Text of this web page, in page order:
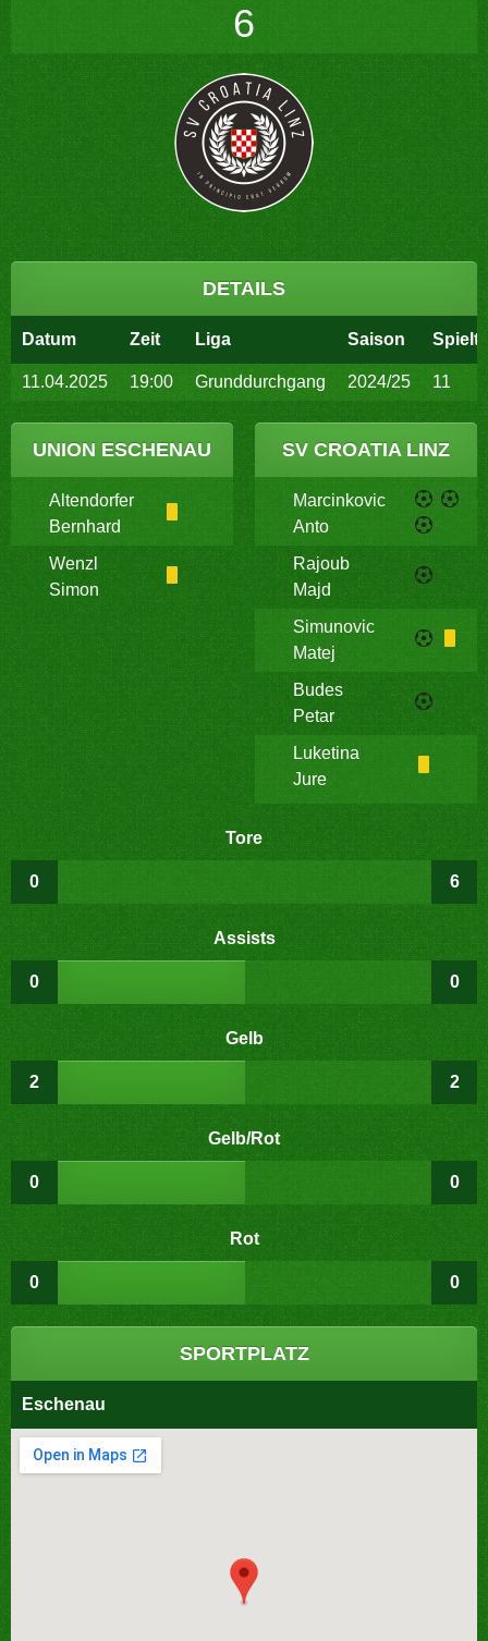
6
DETAILS
Datum Zeit Liga Saison
11.04.2025 19:00 Grunddurchgang 2024/25 11
UNION ESCHENAU
Altendorfer
Bernhard
Wenzl
Simon
SV CROATIA LINZ
Marcinkovic
Anto
Rajoub
Majd
Simunovic
Matej
Budes
Petar
Luketina
Jure
Tore
0 6
Assists
0 0
Gelb
2 2
Gelb/Rot
0 0
Rot
0 0
SPORTPLATZ
Eschenau